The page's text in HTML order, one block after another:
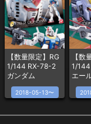
【数量限定】RG
1/144 RX-78-2
ガンダム
2018-05-13〜
【数
1/
エー
クガ